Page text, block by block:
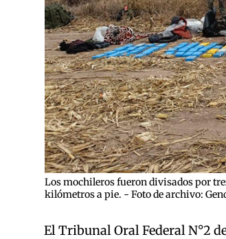
Los mochileros fueron divisados por
kilómetros a pie. - Foto de archivo:
El Tribunal Oral Federal N°2